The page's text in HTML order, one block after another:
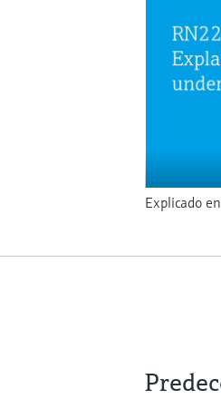
Explicado